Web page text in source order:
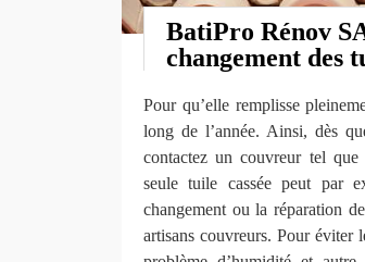
BatiPro Rénov
changement des
Pour qu’elle remplisse
long de l’année. Ainsi, dès
contactez un couvreur tel
seule tuile cassée peut par
changement ou la réparation
artisans couvreurs. Pour éviter